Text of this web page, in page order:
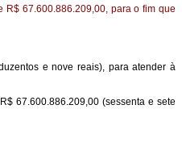
67.600.886.209,00, para o fim que
e nove reais), para atender à
67.600.886.209,00 (sessenta e sete